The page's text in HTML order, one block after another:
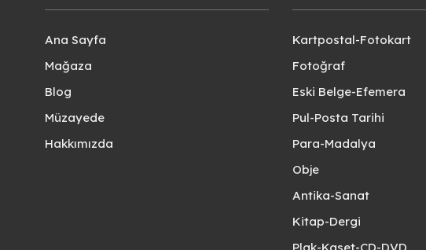
Ana Sayfa
Mağaza
Blog
Müzayede
Hakkımızda
Kartpostal-Fotokart
Fotoğraf
Eski Belge-Efemera
Pul-Posta Tarihi
Para-Madalya
Obje
Antika-Sanat
Kitap-Dergi
Plak-Kaset-CD-DVD